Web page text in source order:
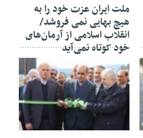
ملت ایران عزت خود را به
هیچ بهایی نمی فروشد/
انقلاب اسلامی از آرمان‌های
خود کوتاه نمی‌آید